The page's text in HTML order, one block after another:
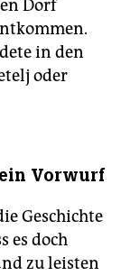
Dorf
in den
oder
Vorwurf
Geschichte
es doch
zu leisten